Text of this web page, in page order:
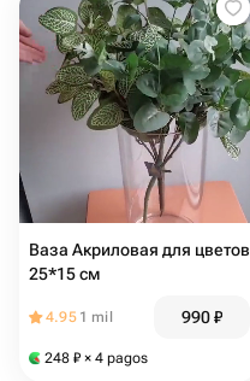
Ваза Акриловая для цветов
25*15 см
4.95 1 mil 990₽
248 ₽ × 4 pagos